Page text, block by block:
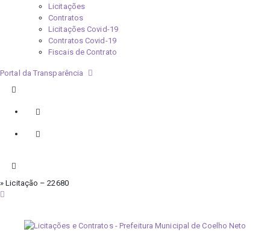
Licitações
Contratos
Licitações Covid-19
Contratos Covid-19
Fiscais de Contrato
Portal da Transparência
» Licitação – 22680